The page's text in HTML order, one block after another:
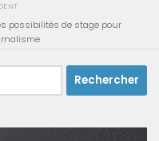
possibilités de stage pour